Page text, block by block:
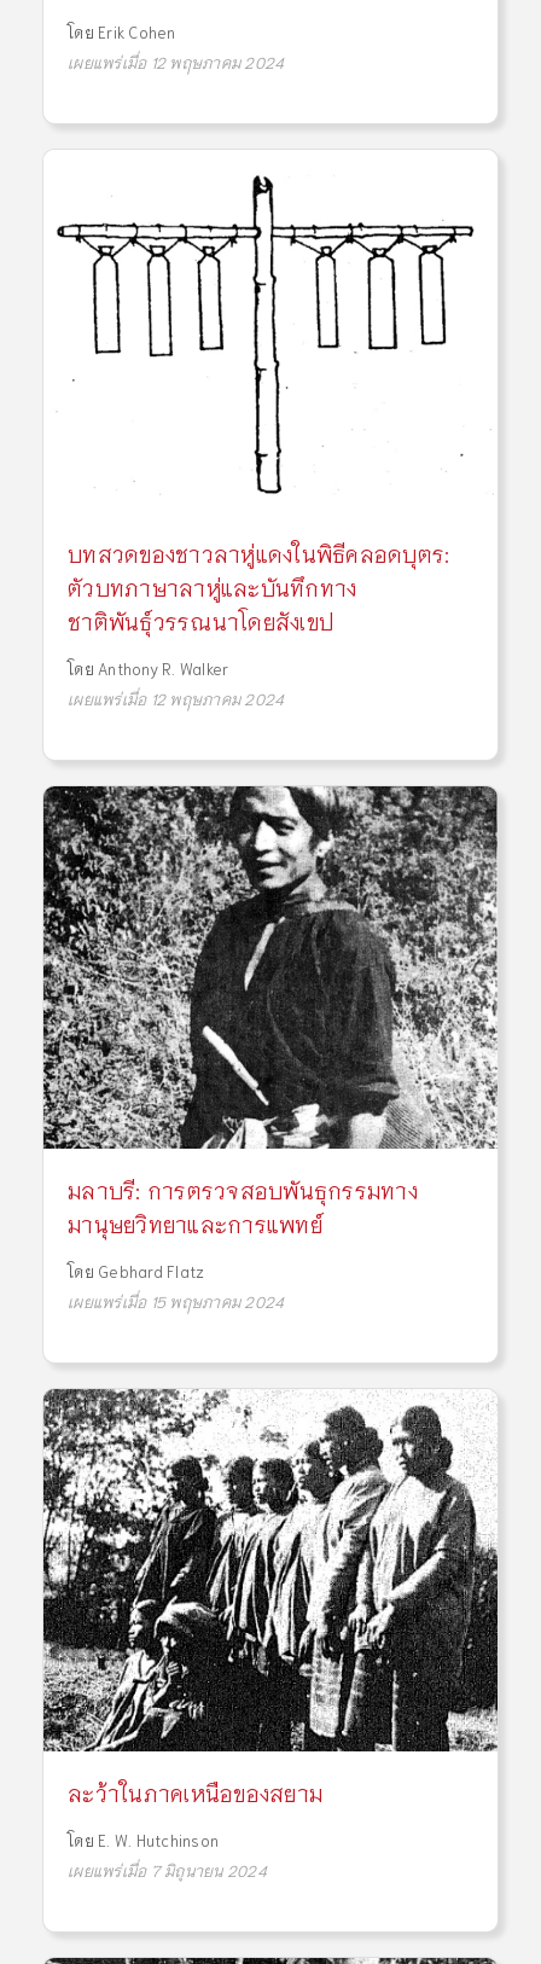
โดย Erik Cohen
เผยแพร่เมื่อ 12 พฤษภาคม 2024
บทสวดของชาวลาหู่แดงในพิธีคลอดบุตร:
ตัวบทภาษาลาหู่และบันทึกทาง
ชาติพันธุ์วรรณนาโดยสังเขป
โดย Anthony R. Walker
เผยแพร่เมื่อ 12 พฤษภาคม 2024
มลาบรี: การตรวจสอบพันธุกรรมทาง
มานุษยวิทยาและการแพทย์
โดย Gebhard Flatz
เผยแพร่เมื่อ 15 พฤษภาคม 2024
ละว้าในภาคเหนือของสยาม
โดย E. W. Hutchinson
เผยแพร่เมื่อ 7 มิถุนายน 2024